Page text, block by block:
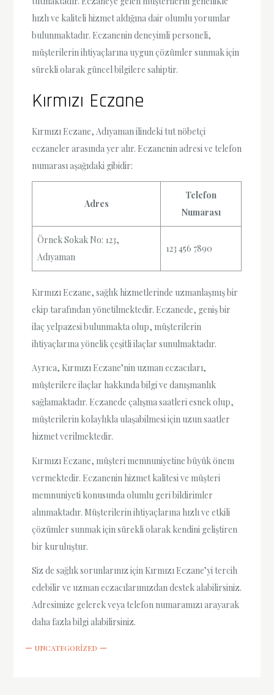
hızlı ve kaliteli hizmet aldığına dair olumlu yorumlar
bulunmaktadır. Eczanenin deneyimli personeli,
müşterilerin ihtiyaçlarına uygun çözümler sunmak için
sürekli olarak güncel bilgilere sahiptir.
Kırmızı Eczane
Kırmızı Eczane, Adıyaman ilindeki tut nöbetçi
eczaneler arasında yer alır. Eczanenin adresi ve telefon
numarası aşağıdaki gibidir:
Adres
Telefon
Numarası
Örnek Sokak No: 123,
Adıyaman
123 456 7890
Kırmızı Eczane, sağlık hizmetlerinde uzmanlaşmış bir
ekip tarafından yönetilmektedir. Eczanede, geniş bir
ilaç yelpazesi bulunmakta olup, müşterilerin
ihtiyaçlarına yönelik çeşitli ilaçlar sunulmaktadır.
Ayrıca, Kırmızı Eczane’nin uzman eczacıları,
müşterilere ilaçlar hakkında bilgi ve danışmanlık
sağlamaktadır. Eczanede çalışma saatleri esnek olup,
müşterilerin kolaylıkla ulaşabilmesi için uzun saatler
hizmet verilmektedir.
Kırmızı Eczane, müşteri memnuniyetine büyük önem
vermektedir. Eczanenin hizmet kalitesi ve müşteri
memnuniyeti konusunda olumlu geri bildirimler
alınmaktadır. Müşterilerin ihtiyaçlarına hızlı ve etkili
çözümler sunmak için sürekli olarak kendini geliştiren
bir kuruluştur.
Siz de sağlık sorunlarınız için Kırmızı Eczane’yi tercih
edebilir ve uzman eczacılarımızdan destek alabilirsiniz.
Adresimize gelerek veya telefon numaramızı arayarak
daha fazla bilgi alabilirsiniz.
UNCATEGORIZED